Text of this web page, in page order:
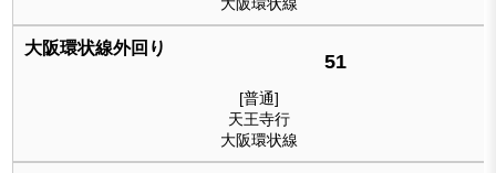
51
[普通]
天王寺行
大阪環状線